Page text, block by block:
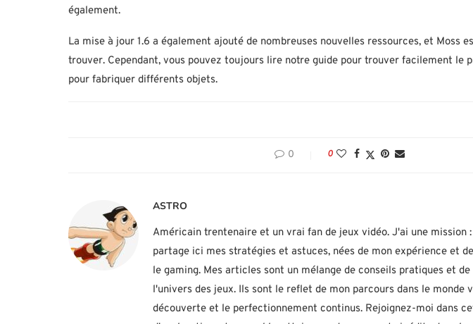
également.
La mise à jour 1.6 a également ajouté de nombreuses nouvelles ressources, et Moss
trouver. Cependant, vous pouvez toujours lire notre guide pour trouver facilement le
pour fabriquer différents objets.
0 0
ASTRO
Américain trentenaire et un vrai fan de jeux vidéo. J'ai une mission
partage ici mes stratégies et astuces, nées de mon expérience et
le gaming. Mes articles sont un mélange de conseils pratiques et
l'univers des jeux. Ils sont le reflet de mon parcours dans le monde
découverte et le perfectionnement continus. Rejoignez-moi dans